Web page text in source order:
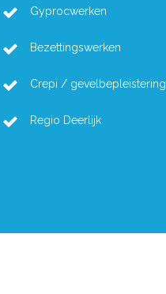
Gyprocwerken
Bezettingswerken
Crepi / gevelbepleistering
Regio Deerlijk